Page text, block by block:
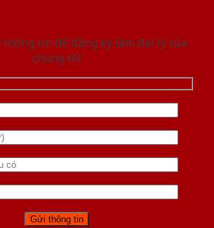
tin để đăng ký làm đại lý của
chúng tôi